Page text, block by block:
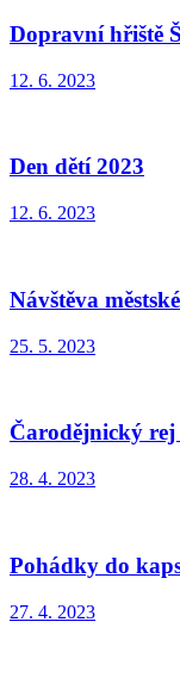
Dopravní hřiště
12. 6. 2023
Den dětí 2023
12. 6. 2023
Návštěva
25. 5. 2023
Čarodějnický rej
28. 4. 2023
Pohádky do
27. 4. 2023